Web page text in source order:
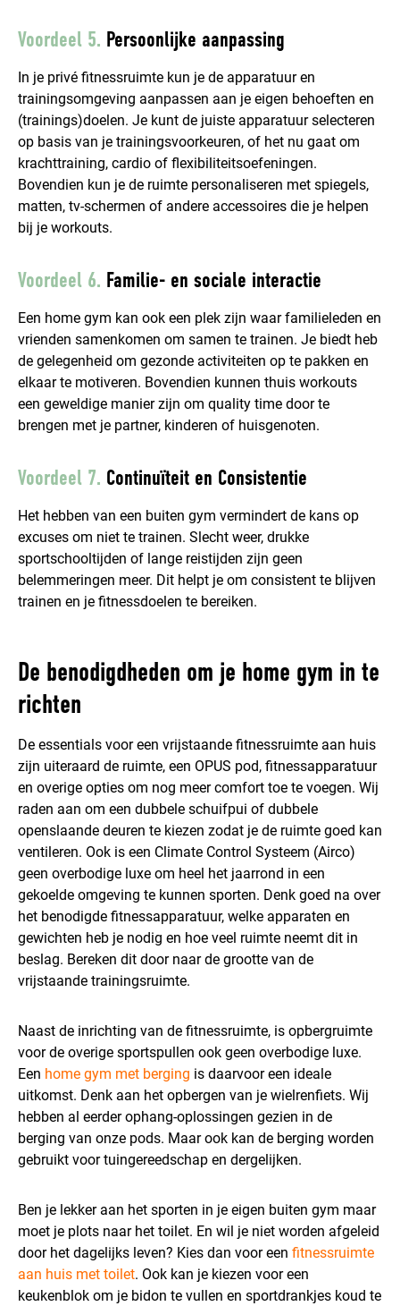
Voordeel 5. Persoonlijke aanpassing
In je privé fitnessruimte kun je de apparatuur en
trainingsomgeving aanpassen aan je eigen behoeften en
(trainings)doelen. Je kunt de juiste apparatuur selecteren
op basis van je trainingsvoorkeuren, of het nu gaat om
krachttraining, cardio of flexibiliteitsoefeningen.
Bovendien kun je de ruimte personaliseren met spiegels,
matten, tv-schermen of andere accessoires die je helpen
bij je workouts.
Voordeel 6. Familie- en sociale interactie
Een home gym kan ook een plek zijn waar familieleden en
vrienden samenkomen om samen te trainen. Je biedt heb
de gelegenheid om gezonde activiteiten op te pakken en
elkaar te motiveren. Bovendien kunnen thuis workouts
een geweldige manier zijn om quality time door te
brengen met je partner, kinderen of huisgenoten.
Voordeel 7. Continuïteit en Consistentie
Het hebben van een buiten gym vermindert de kans op
excuses om niet te trainen. Slecht weer, drukke
sportschooltijden of lange reistijden zijn geen
belemmeringen meer. Dit helpt je om consistent te blijven
trainen en je fitnessdoelen te bereiken.
De benodigdheden om je home gym in te
richten
De essentials voor een vrijstaande fitnessruimte aan huis
zijn uiteraard de ruimte, een OPUS pod, fitnessapparatuur
en overige opties om nog meer comfort toe te voegen. Wij
raden aan om een dubbele schuifpui of dubbele
openslaande deuren te kiezen zodat je de ruimte goed kan
ventileren. Ook is een Climate Control Systeem (Airco)
geen overbodige luxe om heel het jaarrond in een
gekoelde omgeving te kunnen sporten. Denk goed na over
het benodigde fitnessapparatuur, welke apparaten en
gewichten heb je nodig en hoe veel ruimte neemt dit in
beslag. Bereken dit door naar de grootte van de
vrijstaande trainingsruimte.
Naast de inrichting van de fitnessruimte, is opbergruimte
voor de overige sportspullen ook geen overbodige luxe.
Een home gym met berging is daarvoor een ideale
uitkomst. Denk aan het opbergen van je wielrenfiets. Wij
hebben al eerder ophang-oplossingen gezien in de
berging van onze pods. Maar ook kan de berging worden
gebruikt voor tuingereedschap en dergelijken.
Ben je lekker aan het sporten in je eigen buiten gym maar
moet je plots naar het toilet. En wil je niet worden afgeleid
door het dagelijks leven? Kies dan voor een fitnessruimte
aan huis met toilet. Ook kan je kiezen voor een
keukenblok om je bidon te vullen en sportdrankjes koud te